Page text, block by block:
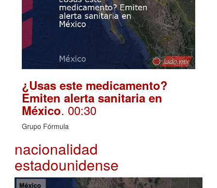
¿Usas este medicamento?
Emiten alerta sanitaria en
México. 00:30
Grupo Fórmula
nacionalidad
estadounidense